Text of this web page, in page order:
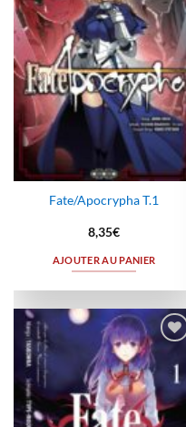
Fate/Apocrypha T.1
8,35€
AJOUTER AU PANIER
Ajouter
à la
wishlist